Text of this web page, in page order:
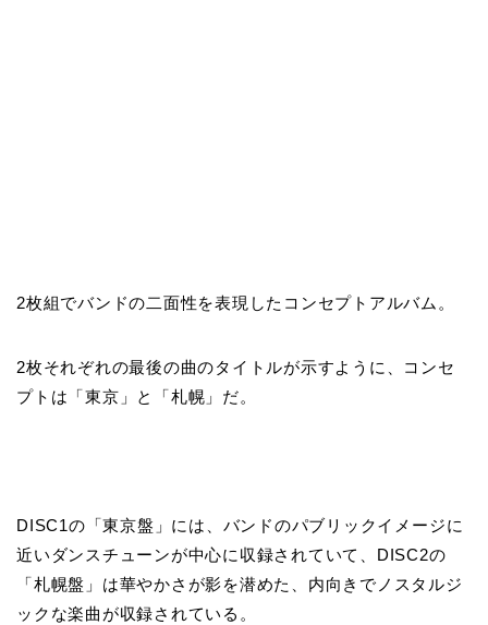
2枚組でバンドの二面性を表現したコンセプトアルバム。
2枚それぞれの最後の曲のタイトルが示すように、コンセ
プトは「東京」と「札幌」だ。
DISC1の「東京盤」には、バンドのパブリックイメージに
近いダンスチューンが中心に収録されていて、DISC2の
「札幌盤」は華やかさが影を潜めた、内向きでノスタルジ
ックな楽曲が収録されている。